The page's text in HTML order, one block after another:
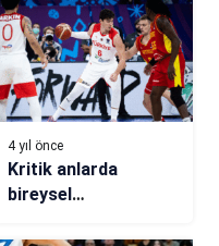
4 yıl önce
Kritik anlarda
bireysel